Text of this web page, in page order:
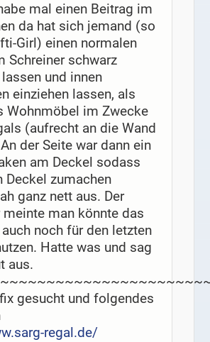
mal einen Beitrag im
da hat sich jemand (so
Girl) einen normalen
Schreiner schwarz
und innen
einziehen lassen, als
Wohnmöbel im Zwecke
(aufrecht an die Wand
der Seite war dann ein
am Deckel sodass
Deckel zumachen
ganz nett aus. Der
meinte man könnte das
noch für den letzten
Hatte was und sag
aus.
gesucht und folgendes
regal.de/